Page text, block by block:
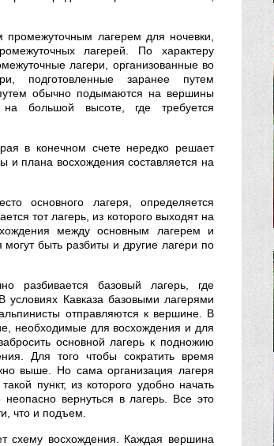
лагерем для ночевки,
лагерей. По характеру
лагери, организованные во
подготовленные заранее путем
обычно подымаются на вершины
большой высоте, где требуется
в конечном счете нередко решает
и плана восхождения составляется на
основного лагеря, определяется
тот лагерь, из которого выходят на
между основным лагерем и
быть разбиты и другие лагери по
разбивается базовый лагерь, где
Кавказа базовыми лагерями
отправляются к вершине. В
необходимые для восхождения и для
основной лагерь к подножию
Для того чтобы сократить время
выше. Но сама организация лагеря
пункт, из которого удобно начать
вернуться в лагерь. Все это
что и подъем.
схему восхождения. Каждая вершина